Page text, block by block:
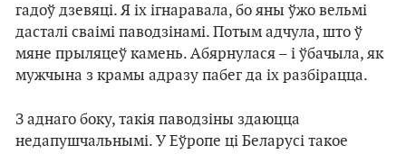
гадоў дзевяці. Я іх ігнаравала, бо яны ўжо вельмі
дасталі сваімі паводзінамі. Потым адчула, што ў
мяне прыляцеў камень. Абярнулася – і ўбачыла, як
мужчына з крамы адразу пабег да іх разбірацца.
З аднаго боку, такія паводзіны здаюцца
недапушчальнымі. У Еўропе ці Беларусі такое